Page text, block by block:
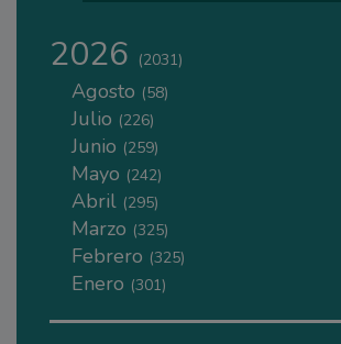
2026 (2031)
Agosto (58)
Julio (226)
Junio (259)
Mayo (242)
Abril (295)
Marzo (325)
Febrero (325)
Enero (301)